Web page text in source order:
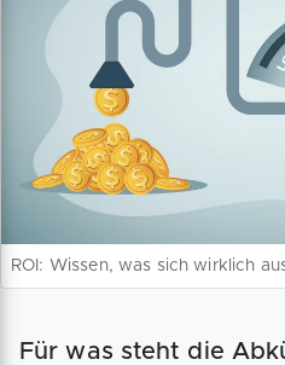
ROI: Wissen, was sich wirklich
Für was steht die